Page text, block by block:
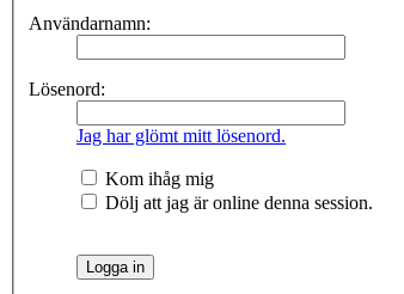
Användarnamn:
Lösenord:
Jag har glömt mitt lösenord.
Kom ihåg mig
Dölj att jag är online denna session.